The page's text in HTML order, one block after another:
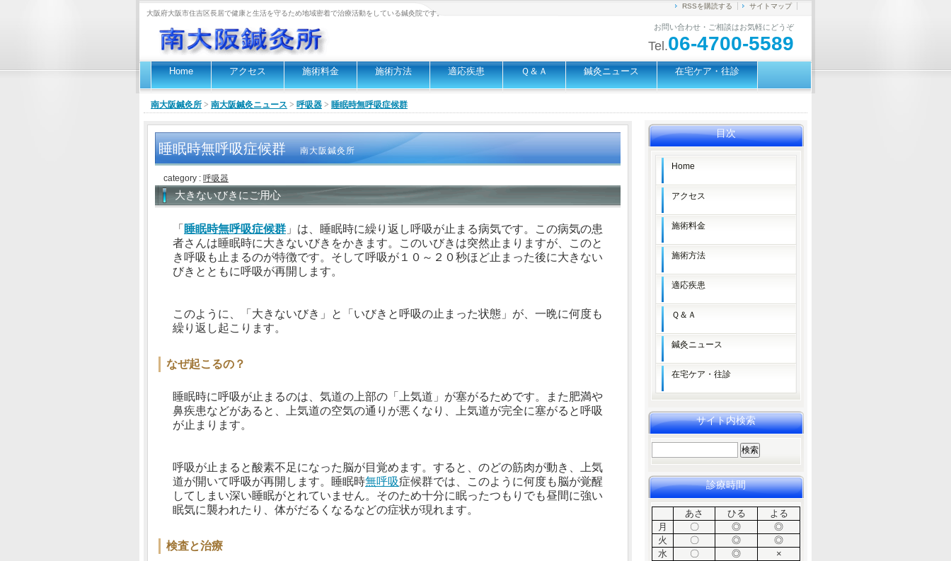
大阪府大阪市住吉区長居で健康と生活を守るため地域密着で治療活動をしている鍼灸院です。
お問い合わせ・ご相談はお気軽にどうぞ
Tel.06-4700-5589
RSSを購読する サイトマップ
Home アクセス 施術料金 施術方法 適応疾患 Ｑ＆Ａ 鍼灸ニュース 在宅ケア・往診
南大阪鍼灸所 > 南大阪鍼灸ニュース > 呼吸器 > 睡眠時無呼吸症候群
睡眠時無呼吸症候群 南大阪鍼灸所
category : 呼吸器
大きないびきにご用心
「 睡眠時無呼吸症候群 」は、睡眠時に繰り返し呼吸が止まる病気です。この病気の患
者さんは睡眠時に大きないびきをかきます。このいびきは突然止まりますが、このと
き呼吸も止まるのが特徴です。そして呼吸が１０～２０秒ほど止まった後に大きない
びきとともに呼吸が再開します。
このように、「大きないびき」と「いびきと呼吸の止まった状態」が、一晩に何度も
繰り返し起こります。
なぜ起こるの？
睡眠時に呼吸が止まるのは、気道の上部の「上気道」が塞がるためです。また肥満や
鼻疾患などがあると、上気道の空気の通りが悪くなり、上気道が完全に塞がると呼吸
が止まります。
呼吸が止まると酸素不足になった脳が目覚めます。すると、のどの筋肉が動き、上気
道が開いて呼吸が再開します。睡眠時無呼吸症候群では、このように何度も脳が覚醒
してしまい深い睡眠がとれていません。そのため十分に眠ったつもりでも昼間に強い
眠気に襲われたり、体がだるくなるなどの症状が現れます。
検査と治療
目次
Home
アクセス
施術料金
施術方法
適応疾患
Ｑ＆Ａ
鍼灸ニュース
在宅ケア・往診
サイト内検索
索:
診療時間
あさ ひる
よる
月
〇 ◎
◎
火
〇 ◎
◎
水
〇 ◎
×